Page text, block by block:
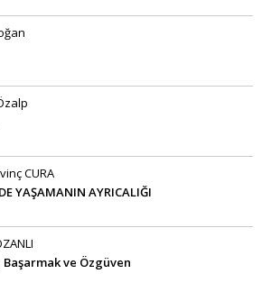
CURA
YAŞAMANIN AYRICALIĞI
ve Özgüven